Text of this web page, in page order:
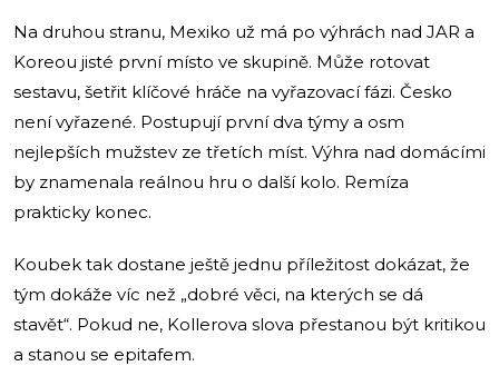
Na druhou stranu, Mexiko už má po výhrách nad JAR a
Koreou jisté první místo ve skupině. Může rotovat
sestavu, šetřit klíčové hráče na vyřazovací fázi. Česko
není vyřazené. Postupují první dva týmy a osm
nejlepších mužstev ze třetích míst. Výhra nad domácími
by znamenala reálnou hru o další kolo. Remíza
prakticky konec.
Koubek tak dostane ještě jednu příležitost dokázat, že
tým dokáže víc než „dobré věci, na kterých se dá
stavět“. Pokud ne, Kollerova slova přestanou být kritikou
a stanou se epitafem.